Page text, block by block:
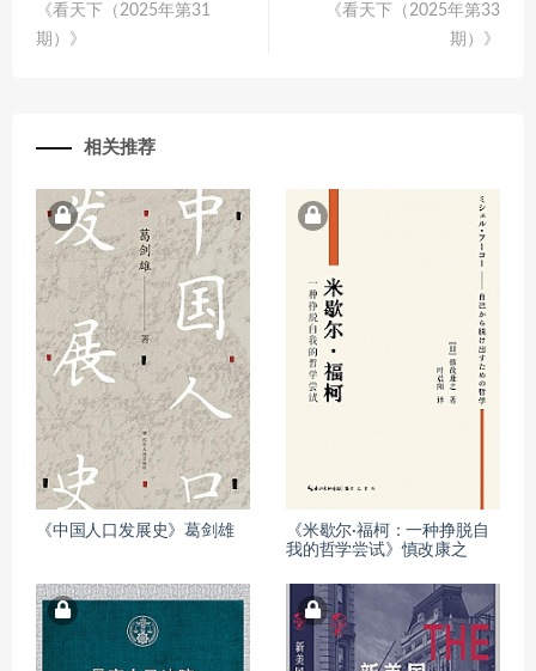
《看天下（2025年第31
期）》
《看天下（2025年第33
期）》
相关推荐
《中国人口发展史》葛剑雄
《米歇尔·福柯：一种挣脱自
我的哲学尝试》慎改康之